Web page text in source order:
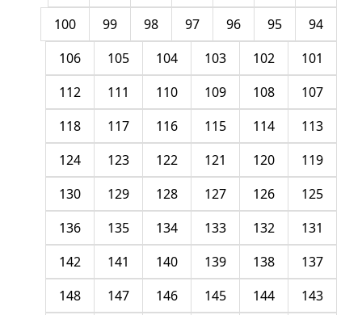
94
95
96
97
98
99
100
101
102
103
104
105
106
107
108
109
110
111
112
113
114
115
116
117
118
119
120
121
122
123
124
125
126
127
128
129
130
131
132
133
134
135
136
137
138
139
140
141
142
143
144
145
146
147
148